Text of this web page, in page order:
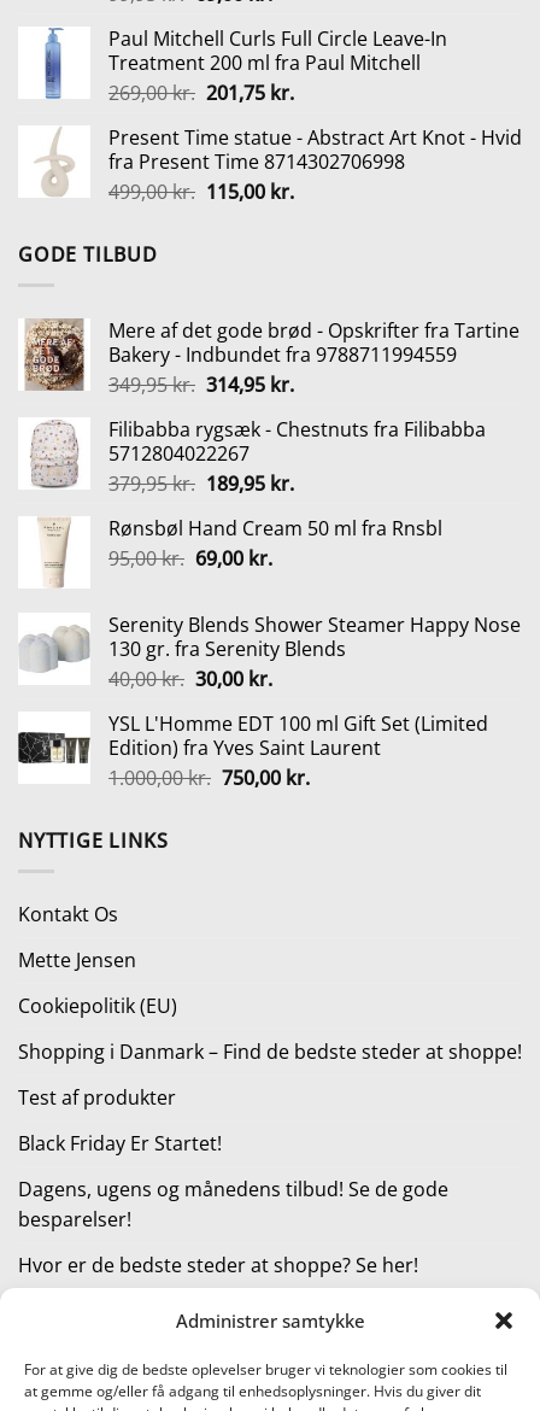
Administrer samtykke
For at give dig de bedste oplevelser bruger vi teknologier som cookies til
at gemme og/eller få adgang til enhedsoplysninger. Hvis du giver dit
pris
var:
99,95 kr..
pris
er:
69,00 kr..
Paul Mitchell Curls Full Circle Leave-In
Treatment 200 ml fra Paul Mitchell
269,00kr. Den
pris
var:
269,00 kr..
201,75 kr.Den
pris
er:
201,75 kr..
Present Time statue - Abstract Art Knot - Hvid
fra Present Time 8714302706998
499,00kr. Den
115,00 kr.Den
GODE TILBUD
Mere af det gode brød - Opskrifter fra Tartine
Bakery - Indbundet fra 9788711994559
349,95kr. Den
pris
var:
349,95 kr..
314,95 kr.Den
pris
314,95 kr..
Filibabba rygsæk - Chestnuts fra Filibabba
5712804022267
379,95kr. Den
pris
var:
189,95 kr.Den
pris
Rønsbøl Hand Cream 50 ml fra Rnsbl
95,00kr. Den
var:
95,00 kr..
69,00 kr.Den
er:
69,00 kr..
Serenity Blends Shower Steamer Happy Nose
130 gr. fra Serenity Blends
40,00kr. Den
pris
var:
40,00 kr..
30,00 kr.Den
pris
er:
30,00 kr..
YSL L'Homme EDT 100 ml Gift Set (Limited
Edition) fra Yves Saint Laurent
1.000,00kr. Den
750,00 kr.Den
NYTTIGE LINKS
Kontakt Os
Mette Jensen
Cookiepolitik (EU)
Shopping i Danmark – Find de bedste steder at shoppe!
Test af produkter
Black Friday Er Startet!
Dagens, ugens og månedens tilbud! Se de gode
besparelser!
Hvor er de bedste steder at shoppe? Se her!
Kategorier